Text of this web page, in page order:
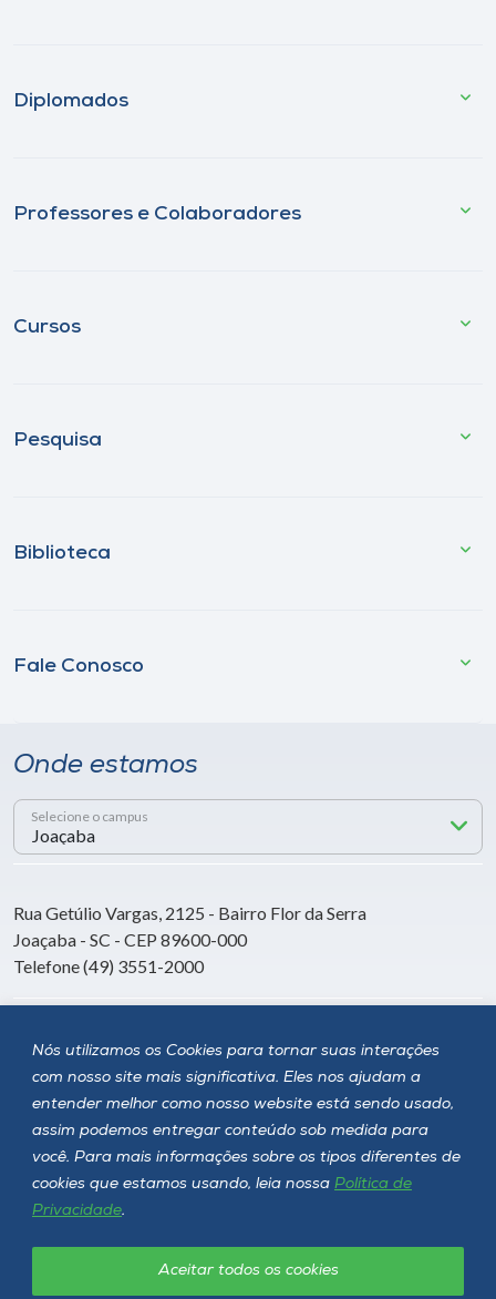
Nós utilizamos os Cookies para tornar suas interações
com nosso site mais significativa. Eles nos ajudam a
entender melhor como nosso website está sendo usado,
assim podemos entregar conteúdo sob medida para
você. Para mais informações sobre os tipos diferentes de
cookies que estamos usando, leia nossa Política de
Privacidade.
Aceitar todos os cookies
Diplomados
Professores e Colaboradores
Cursos
Pesquisa
Biblioteca
Fale Conosco
Onde estamos
Selecione o campus
Rua Getúlio Vargas, 2125 - Bairro Flor da Serra
Joaçaba - SC - CEP 89600-000
Telefone (49) 3551-2000
Siga a Unoesc
Política de privacidade LGPD